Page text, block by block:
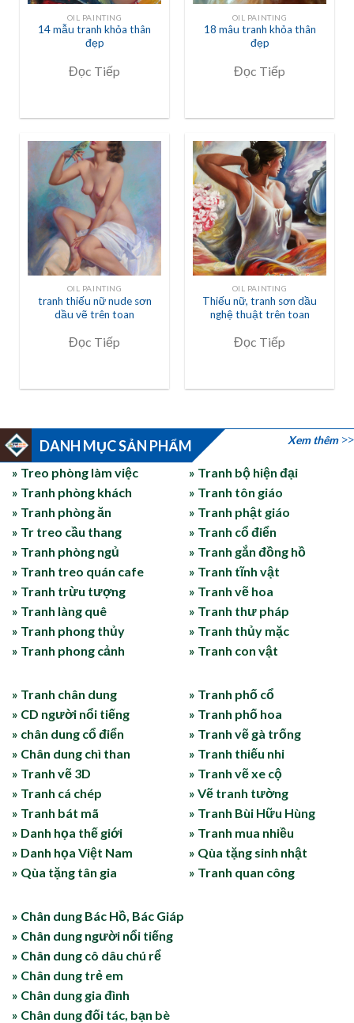
OIL PAINTING
14 mẫu tranh khỏa thân
đẹp
Đọc Tiếp
OIL PAINTING
18 mâu tranh khỏa thân
đẹp
Đọc Tiếp
OIL PAINTING
tranh thiếu nữ nude sơn
dầu vẽ trên toan
Đọc Tiếp
OIL PAINTING
Thiếu nữ, tranh sơn dầu
nghệ thuật trên toan
Đọc Tiếp
DANH MỤC SẢN PHẨM Xem thêm
» Treo phòng làm việc
» Tranh phòng khách
» Tranh phòng ăn
» Tr treo cầu thang
» Tranh phòng ngủ
» Tranh treo quán cafe
» Tranh trừu tượng
» Tranh làng quê
» Tranh phong thủy
» Tranh phong cảnh
» Tranh bộ hiện đại
» Tranh tôn giáo
» Tranh phật giáo
» Tranh cổ điển
» Tranh gắn đồng hồ
» Tranh tĩnh vật
» Tranh vẽ hoa
» Tranh thư pháp
» Tranh thủy mặc
» Tranh con vật
» Tranh chân dung
» CD người nổi tiếng
» chân dung cổ điển
» Chân dung chì than
» Tranh vẽ 3D
» Tranh cá chép
» Tranh bát mã
» Danh họa thế giới
» Danh họa Việt Nam
» Qùa tặng tân gia
» Tranh phố cổ
» Tranh phố hoa
» Tranh vẽ gà trống
» Tranh thiếu nhi
» Tranh vẽ xe cộ
» Vẽ tranh tường
» Tranh Bùi Hữu Hùng
» Tranh mua nhiều
» Qùa tặng sinh nhật
» Tranh quan công
» Chân dung Bác Hồ, Bác Giáp
» Chân dung người nổi tiếng
» Chân dung cô dâu chú rể
» Chân dung trẻ em
» Chân dung gia đình
» Chân dung đối tác, bạn bè